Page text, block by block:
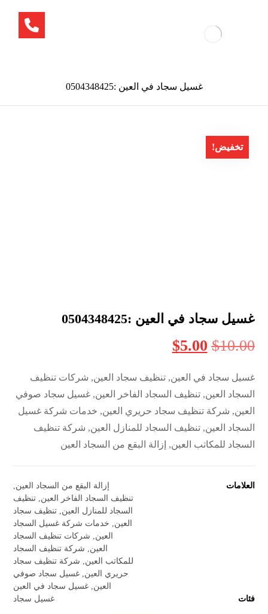
غسيل سجاد في العين :0504348425
تخفيض!
غسيل سجاد في العين :0504348425
$10.00
$5.00
غسيل سجاد في العين, تنظيف سجاد العين, شركات تنظيف
السجاد العين, تنظيف السجاد الفاخر العين, غسيل سجاد صوفي
العين, شركة تنظيف سجاد حريري العين, خدمات شركة غسيل
السجاد العين, تنظيف السجاد للمنازل العين, شركة تنظيف
السجاد للمكاتب العين, إزالة البقع من السجاد العين
العلامات إزالة البقع من السجاد العين
تنظيف السجاد الفاخر العين تنظيف
السجاد للمنازل العين تنظيف سجاد
العين
خدمات شركة غسيل السجاد
العين
شركات تنظيف السجاد
العين
شركة تنظيف السجاد
للمكاتب العين
شركة تنظيف سجاد
حريري العين غسيل سجاد صوفي
العين غسيل سجاد في العين
فئات
غسيل سجاد